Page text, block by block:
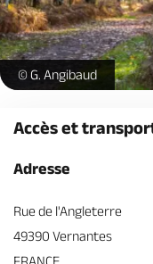
Circuit équestre de
© G. Angibaud
Accès et
Adresse
Rue de l'Angleterre
49390 Vernantes
FRANCE